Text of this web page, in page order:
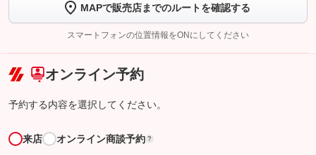
トーク画面で
ボタンをタップして問い合わせを
完了してください。
こちら
MAPで販売店までのルートを確認する
スマートフォンの位置情報をONにしてください
オンライン予約
予約する内容を選択してください。
来店 オンライン商談予約 ?